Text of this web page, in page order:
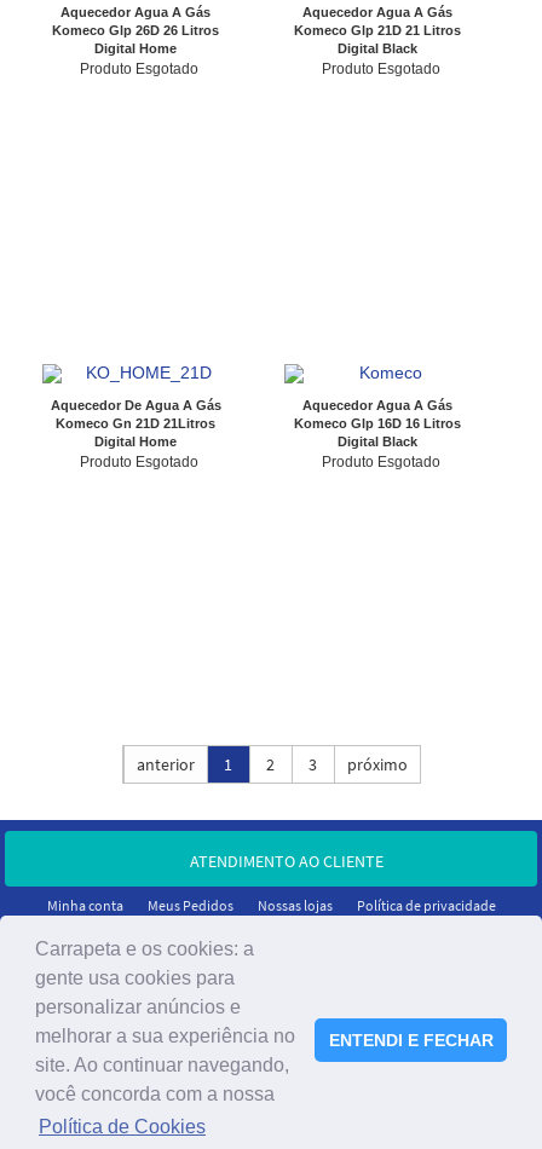
Aquecedor Agua A Gás
Komeco Glp 26D 26 Litros
Digital Home
Produto Esgotado
Aquecedor Agua A Gás
Komeco Glp 21D 21 Litros
Digital Black
Produto Esgotado
Aquecedor De Agua A Gás
Komeco Gn 21D 21Litros
Digital Home
Produto Esgotado
Aquecedor Agua A Gás
Komeco Glp 16D 16 Litros
Digital Black
Produto Esgotado
anterior 1 2 3 próximo
ATENDIMENTO AO CLIENTE
Minha conta Meus Pedidos Nossas lojas Política de privacidade
CNPJ: 05.466.732/0001-95
Carrapeta e os cookies: a
gente usa cookies para
personalizar anúncios e
melhorar a sua experiência no
site. Ao continuar navegando,
você concorda com a nossa
Política de Cookies
ENTENDI E FECHAR